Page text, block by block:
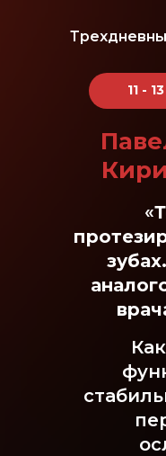
«
11 -